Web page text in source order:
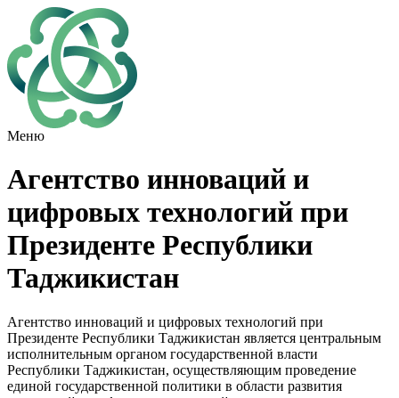
Меню
Агентство инноваций и
цифровых технологий при
Президенте Республики
Таджикистан
Агентство инноваций и цифровых технологий при
Президенте Республики Таджикистан является центральным
исполнительным органом государственной власти
Республики Таджикистан, осуществляющим проведение
единой государственной политики в области развития